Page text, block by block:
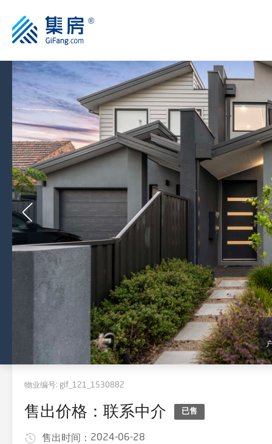
物业编号: gif_121_1530882
售出价格：联系中介 已售
售出时间： 2024-06-28